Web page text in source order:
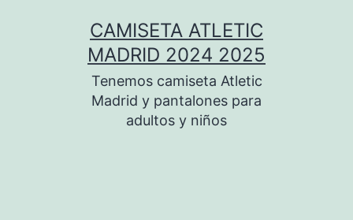
CAMISETA ATLETIC
MADRID 2024 2025
Tenemos camiseta Atletic
Madrid y pantalones para
adultos y niños